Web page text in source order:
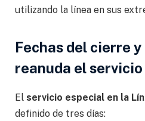
utilizando la línea en sus
Fechas del cierre y
reanuda el
El servicio especial en la
definido de tres días: